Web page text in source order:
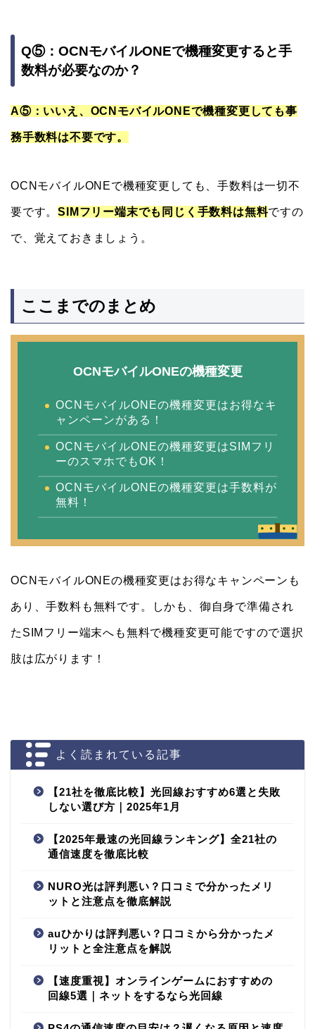
Q⑤：OCNモバイルONEで機種変更すると手
数料が必要なのか？
A⑤：いいえ、OCNモバイルONEで機種変更しても事
務手数料は不要です。
OCNモバイルONEで機種変更しても、手数料は一切不
要です。SIMフリー端末でも同じく手数料は無料ですの
で、覚えておきましょう。
ここまでのまとめ
OCNモバイルONEの機種変更
OCNモバイルONEの機種変更はお得なキ
ャンペーンがある！
OCNモバイルONEの機種変更はSIMフリ
ーのスマホでもOK！
OCNモバイルONEの機種変更は手数料が
無料！
OCNモバイルONEの機種変更はお得なキャンペーンも
あり、手数料も無料です。しかも、御自身で準備され
たSIMフリー端末へも無料で機種変更可能ですので選択
肢は広がります！
よく読まれている記事
【21社を徹底比較】光回線おすすめ6選と失敗
しない選び方｜2025年1月
【2025年最速の光回線ランキング】全21社の
通信速度を徹底比較
NURO光は評判悪い？口コミで分かったメリ
ットと注意点を徹底解説
auひかりは評判悪い？口コミから分かったメ
リットと全注意点を解説
【速度重視】オンラインゲームにおすすめの
回線5選｜ネットをするなら光回線